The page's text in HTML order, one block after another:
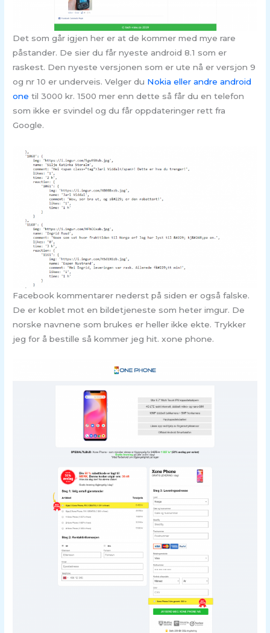
Det som går igjen her er at de kommer med mye rare
påstander. De sier du får nyeste android 8.1 som er
raskest. Den nyeste versjonen som er ute nå er versjon 9
og nr 10 er underveis. Velger du Nokia eller andre android
one til 3000 kr. 1500 mer enn dette så får du en telefon
som ikke er svindel og du får oppdateringer rett fra
Google.
Facebook kommentarer nederst på siden er også falske.
De er koblet mot en bildetjeneste som heter imgur. De
norske navnene som brukes er heller ikke ekte. Trykker
jeg for å bestille så kommer jeg hit. xone phone.